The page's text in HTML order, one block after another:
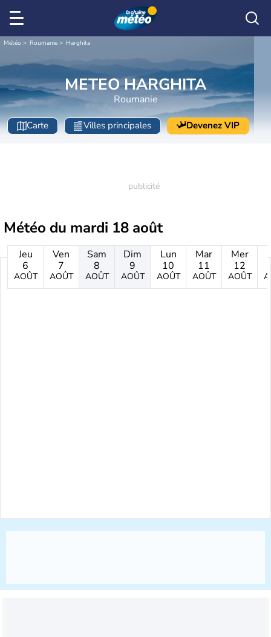
Météo Roumanie Harghita
METEO HARGHITA
Roumanie
Carte Villes principales Devenez VIP
Météo du mardi 18 août
Jeu
6
AOÛT
Ven
7
AOÛT
Sam
8
AOÛT
Dim
9
AOÛT
Lun
10
AOÛT
Mar
11
AOÛT
Mer
12
AOÛT